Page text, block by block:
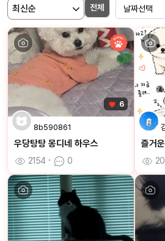
전체
6
8b590861
우당탕탕 몽디네 하우스
2154 ㆍ 0
즐거